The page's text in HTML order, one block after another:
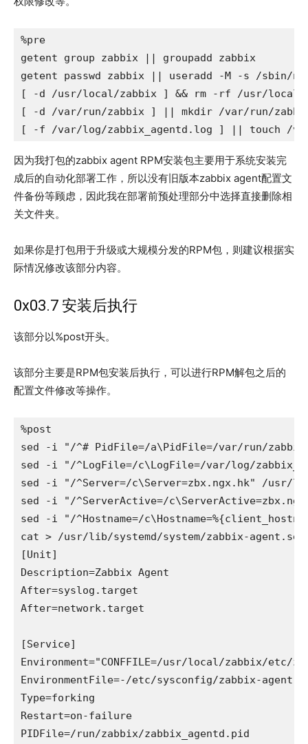
%pre
getent group zabbix || groupadd zabbix
getent passwd zabbix || useradd -M -s /sbin/
[ -d /usr/local/zabbix ] && rm -rf /usr/local/
[ -d /var/run/zabbix ] || mkdir /var/run/zabbix
[ -f /var/log/zabbix_agentd.log ] || touch /var/
因为我打包的zabbix agent RPM安装包主要用于系统安装完
成后的自动化部署工作，所以没有旧版本zabbix agent配置文
件备份等顾虑，因此我在部署前预处理部分中选择直接删除相
关文件夹。
如果你是打包用于升级或大规模分发的RPM包，则建议根据实
际情况修改该部分内容。
0x03.7 安装后执行
该部分以%post开头。
该部分主要是RPM包安装后执行，可以进行RPM解包之后的
配置文件修改等操作。
%post
sed -i "/^# PidFile=/a\PidFile=/var/run/
sed -i "/^LogFile=/c\LogFile=/var/log/
sed -i "/^Server=/c\Server=zbx.ngx.hk" /usr/
sed -i "/^ServerActive=/
sed -i "/^Hostname=/
cat > /usr/lib/systemd/system/zabbix-
[Unit]
Description=Zabbix Agent
After=syslog.target
After=network.target
[Service]
Environment="CONFFILE=/usr/local/zabbix/etc/
EnvironmentFile=-/etc/sysconfig/zabbix-agent
Type=forking
Restart=on-failure
PIDFile=/run/zabbix/zabbix_agentd.pid